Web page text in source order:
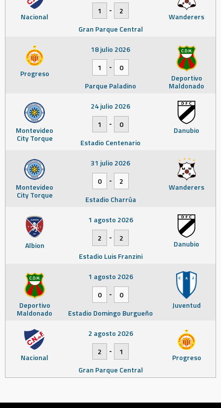
Nacional Wanderers
1
-
2
Gran Parque Central
Progreso Deportivo
Maldonado
18 julio 2026
1
-
0
Parque Paladino
Montevideo
City Torque
Danubio
24 julio 2026
1
-
0
Estadio Centenario
Montevideo
City Torque
Wanderers
31 julio 2026
0
-
2
Estadio Charrúa
Albion Danubio
1 agosto 2026
2
-
2
Estadio Luis Franzini
Deportivo
Maldonado
Juventud
1 agosto 2026
0
-
0
Estadio Domingo Burgueño
Nacional Progreso
2 agosto 2026
2
-
1
Gran Parque Central